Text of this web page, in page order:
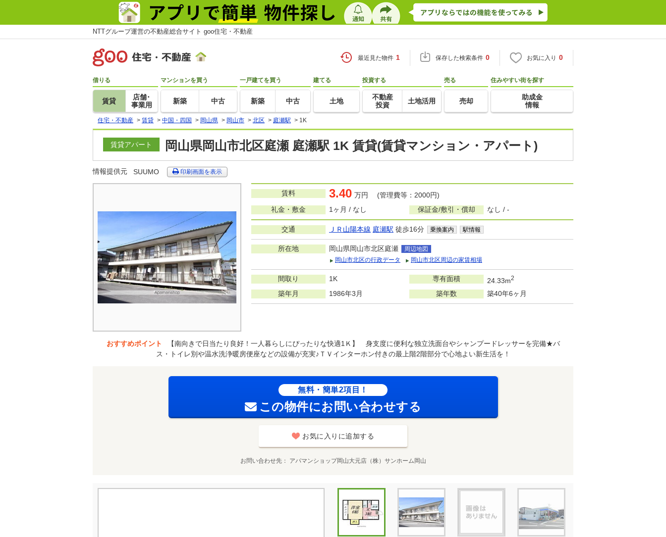
NTTグループ運営の不動産総合サイト goo住宅・不動産
最近見た物件 1 保存した検索条件 0 お気に入り 0
借りる
賃貸
店舗･
事業用
マンションを買う
新築 中古
一戸建てを買う
新築 中古
建てる
土地
投資する
不動産
投資
土地活用
売る
売却
住みやすい街を探す
助成金
情報
住宅・不動産 > 賃貸 > 中国・四国 > 岡山県 > 岡山市 > 北区 > 庭瀬駅 > 1K
賃貸アパート 岡山県岡山市北区庭瀬 庭瀬駅 1K 賃貸(賃貸マンション・アパート)
情報提供元 SUUMO 印刷画面を表示
賃料 3.40 万円 (管理費等：2000円)
礼金・敷金
1ヶ月 / なし 保証金/敷引・償却 なし / -
交通 ＪＲ山陽本線 庭瀬駅 徒歩16分 乗換案内 駅情報
所在地 岡山県岡山市北区庭瀬
周辺地図
岡山市北区の行政データ
岡山市北区周辺の家賃相場
間取り 1K 専有面積 24.33m2
築年月 1986年3月 築年数 築40年6ヶ月
おすすめポイント
【南向きで日当たり良好！一人暮らしにぴったりな快適1Ｋ】 身支度に便利な独立洗面台やシャンプードレッサーを完備★バ
ス・トイレ別や温水洗浄暖房便座などの設備が充実♪ＴＶインターホン付きの最上階2階部分で心地よい新生活を！
無料・簡単2項目！
この物件にお問い合わせする
お気に入りに追加する
お問い合わせ先 アパマンショップ岡山大元店（株）サンホーム岡山